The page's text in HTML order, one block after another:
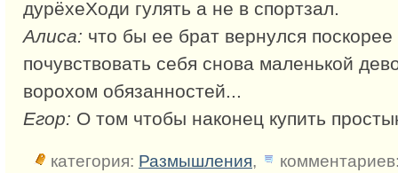
дурёхеХоди гулять а не в спортзал.
Алиса: что бы ее брат вернулся
почувствовать себя снова маленькой
ворохом обязанностей...
Егор: О том чтобы наконец купить
категория: Размышления,